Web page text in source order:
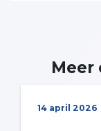
Meer
14 april 2026